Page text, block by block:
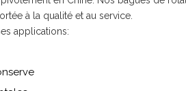
à la qualité et au service.
applications: